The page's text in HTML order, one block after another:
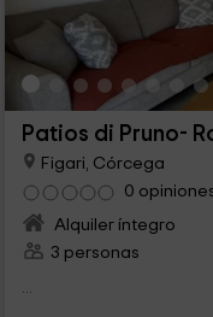
Patios di Pruno-
Figari, Córcega
0
Alquiler íntegro
3 personas
...